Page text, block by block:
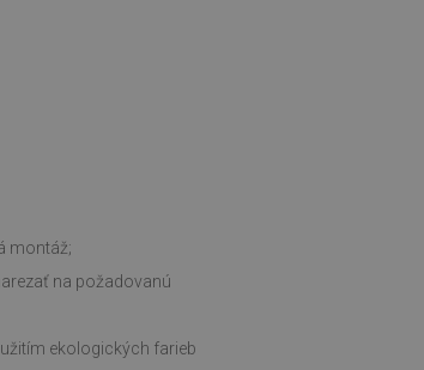
montáž;
na požadovanú
ekologických farieb